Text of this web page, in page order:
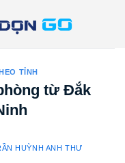
TỈNH
từ Đắk
HUỲNH ANH THƯ